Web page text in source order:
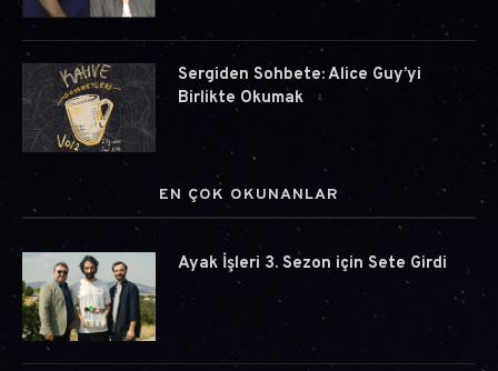
Sergiden Sohbete: Alice Guy’yi
Birlikte Okumak
EN ÇOK OKUNANLAR
Ayak İşleri 3. Sezon için Sete Girdi